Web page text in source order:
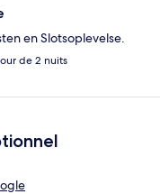
en Slotsoplevelse.
de 2 nuits